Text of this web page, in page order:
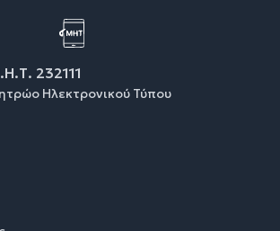
232111
Ηλεκτρονικού Τύπου